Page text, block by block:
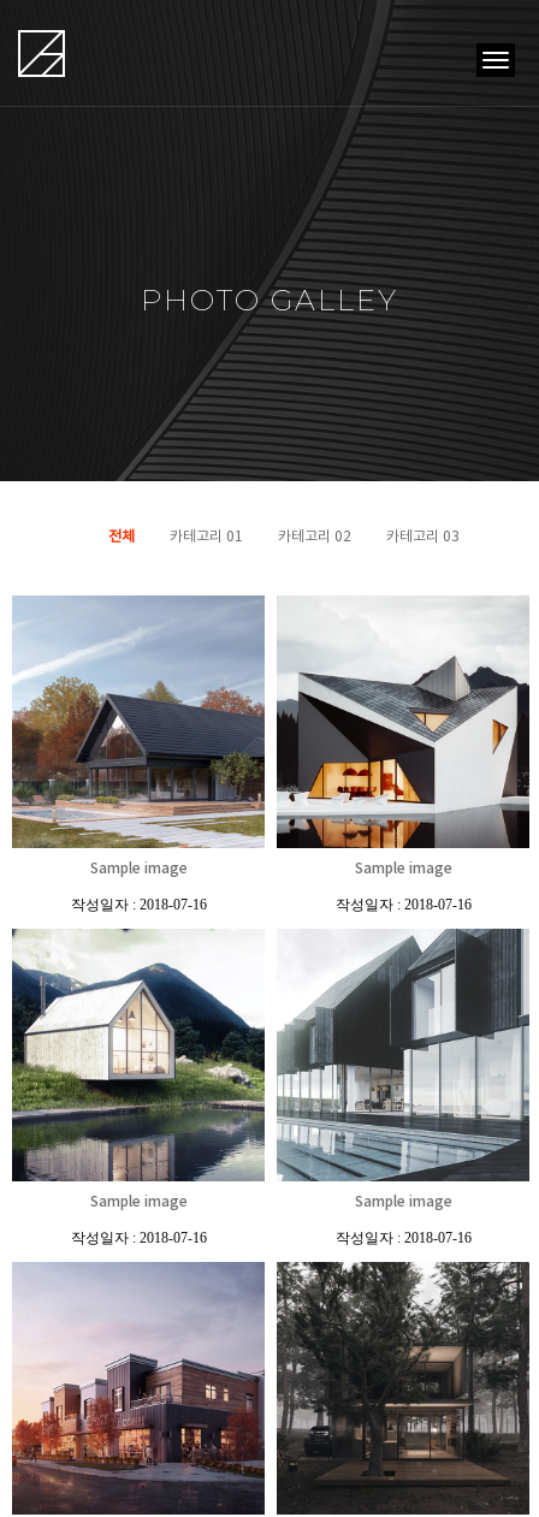
PHOTO GALLEY
전체 카테고리 01 카테고리 02 카테고리 03
Sample image
작성일자 : 2018-07-16
Sample image
작성일자 : 2018-07-16
Sample image
작성일자 : 2018-07-16
Sample image
작성일자 : 2018-07-16